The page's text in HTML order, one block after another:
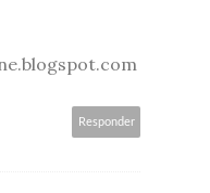
Responder